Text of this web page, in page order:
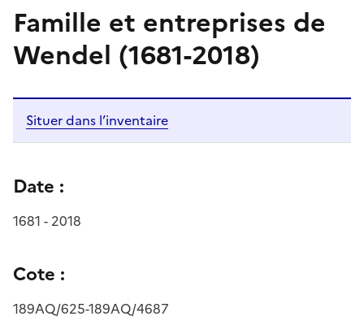
Famille et entreprises de
Wendel (1681-2018)
Situer dans l’inventaire
Date :
1681 - 2018
Cote :
189AQ/625-189AQ/4687